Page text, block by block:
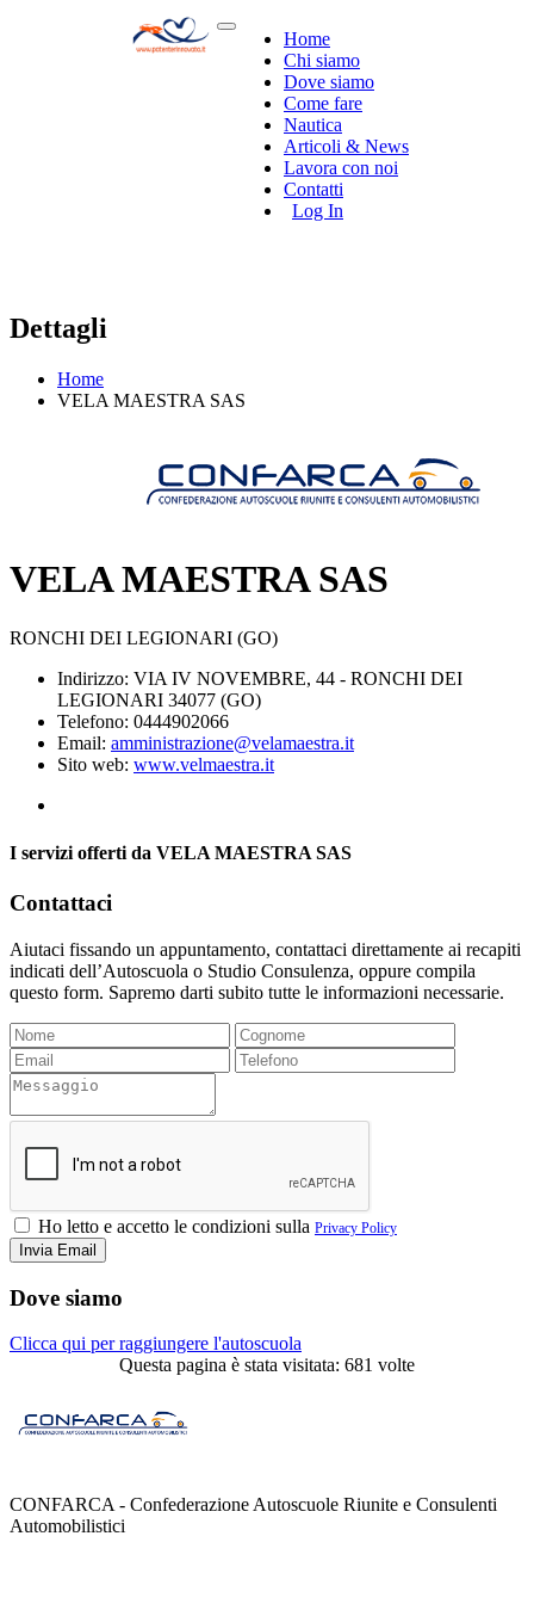
Home
Chi siamo
Dove siamo
Come fare
Nautica
Articoli & News
Lavora con noi
Contatti
Log In
Dettagli
Home
VELA MAESTRA SAS
VELA MAESTRA SAS
RONCHI DEI LEGIONARI (GO)
Indirizzo: VIA IV NOVEMBRE, 44 - RONCHI DEI
LEGIONARI 34077 (GO)
Telefono: 0444902066
Email: amministrazione@velamaestra.it
Sito web: www.velmaestra.it
I servizi offerti da VELA MAESTRA SAS
Contattaci
Aiutaci fissando un appuntamento, contattaci direttamente ai recapiti
indicati dell’Autoscuola o Studio Consulenza, oppure compila
questo form. Sapremo darti subito tutte le informazioni necessarie.
Ho letto e accetto le condizioni sulla Privacy Policy
Dove siamo
Clicca qui per raggiungere l'autoscuola
Questa pagina è stata visitata: 681 volte
CONFARCA - Confederazione Autoscuole Riunite e Consulenti
Automobilistici